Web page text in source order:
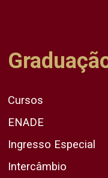
Cursos
ENADE
Ingresso Especial
Intercâmbio